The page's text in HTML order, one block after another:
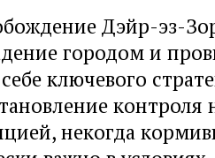
Дэйр-эз-
городом и
ключевого
контроля
некогда